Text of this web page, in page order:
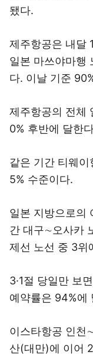
됐다.
제주항공은 내달
일본 마쓰야마행
다. 이날 기준
제주항공의 전체
0% 후반에 달한
같은 기간 티웨
5% 수준이다.
일본 지방으로의
간 대구∼오사카
제선 노선 중 3위
3·1절 당일만 보
예약률은 94%에
이스타항공 인천
산(대만)에 이어